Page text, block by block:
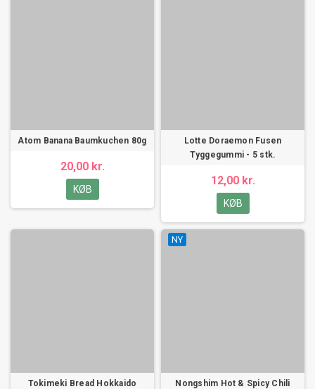
Atom Banana Baumkuchen 80g
20,00 kr.
KØB
Lotte Doraemon Fusen
Tyggegummi - 5 stk.
12,00 kr.
KØB
Tokimeki Bread Hokkaido
NY
Nongshim Hot & Spicy Chili